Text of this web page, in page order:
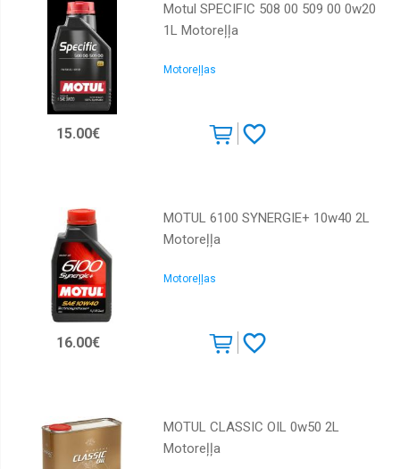
Motul SPECIFIC 508 00 509 00 0w20
1L Motoreļļa
Motoreļļas
15.00€
MOTUL 6100 SYNERGIE+ 10w40 2L
Motoreļļa
Motoreļļas
16.00€
MOTUL CLASSIC OIL 0w50 2L
Motoreļļa